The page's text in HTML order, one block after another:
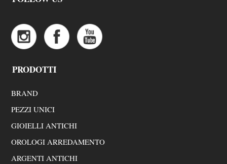
PRODOTTI
BRAND
PEZZI UNICI
GIOIELLI ANTICHI
OROLOGI ARREDAMENTO
ARGENTI ANTICHI